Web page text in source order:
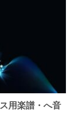
用楽譜・へ音